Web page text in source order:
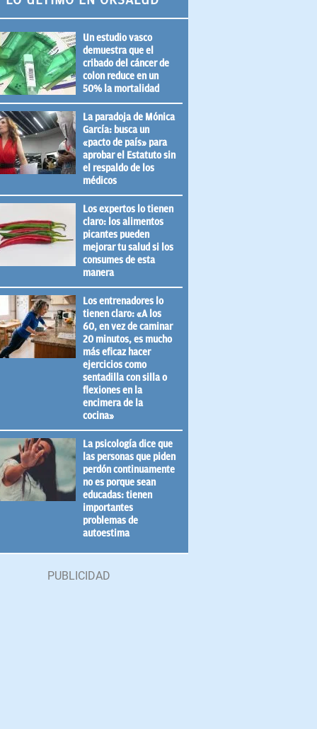
Un estudio vasco
demuestra que el
cribado del cáncer de
colon reduce en un
50% la mortalidad
La paradoja de Mónica
García: busca un
«pacto de país» para
aprobar el Estatuto sin
el respaldo de los
médicos
Los expertos lo tienen
claro: los alimentos
picantes pueden
mejorar tu salud si los
consumes de esta
manera
Los entrenadores lo
tienen claro: «A los
60, en vez de caminar
20 minutos, es mucho
más eficaz hacer
ejercicios como
sentadilla con silla o
flexiones en la
encimera de la
cocina»
La psicología dice que
las personas que piden
perdón continuamente
no es porque sean
educadas: tienen
importantes
problemas de
autoestima